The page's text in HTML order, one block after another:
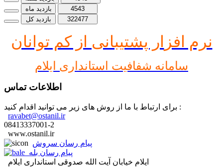
بازدید ماه
4543
بازدید کل
322477
نرم افز ار پشتیبانی از کم توانان
سامانه شفافیت استانداری ایلام
اطلاعات تماس
برای ارتباط با ما از روش های زیر می توانید اقدام کنید :
ravabet@ostanil.ir
08413337001-2
www.ostanil.ir
پیام رسان سروش
پیام رسان بله
ایلام خیابان آیت الله صدوقی استانداری ایلام